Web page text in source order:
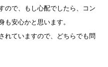
ので、もし心配でしたら、コン
も安心かと思います。
れていますので、どちらでも問